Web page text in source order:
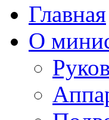
Главная
О